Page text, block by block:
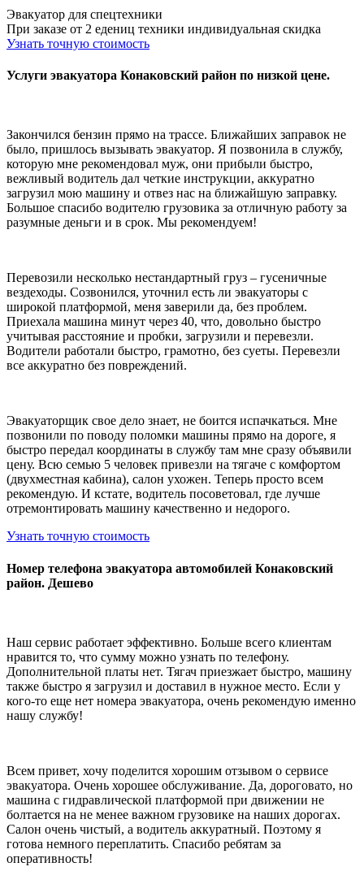
Эвакуатор для спецтехники
При заказе от 2 едениц техники индивидуальная скидка
Узнать точную стоимость
Услуги эвакуатора Конаковский район по низкой цене.
Закончился бензин прямо на трассе. Ближайших заправок не
было, пришлось вызывать эвакуатор. Я позвонила в службу,
которую мне рекомендовал муж, они прибыли быстро,
вежливый водитель дал четкие инструкции, аккуратно
загрузил мою машину и отвез нас на ближайшую заправку.
Большое спасибо водителю грузовика за отличную работу за
разумные деньги и в срок. Мы рекомендуем!
Перевозили несколько нестандартный груз – гусеничные
вездеходы. Созвонился, уточнил есть ли эвакуаторы с
широкой платформой, меня заверили да, без проблем.
Приехала машина минут через 40, что, довольно быстро
учитывая расстояние и пробки, загрузили и перевезли.
Водители работали быстро, грамотно, без суеты. Перевезли
все аккуратно без повреждений.
Эвакуаторщик свое дело знает, не боится испачкаться. Мне
позвонили по поводу поломки машины прямо на дороге, я
быстро передал координаты в службу там мне сразу объявили
цену. Всю семью 5 человек привезли на тягаче с комфортом
(двухместная кабина), салон ухожен. Теперь просто всем
рекомендую. И кстате, водитель посоветовал, где лучше
отремонтировать машину качественно и недорого.
Узнать точную стоимость
Номер телефона эвакуатора автомобилей Конаковский
район. Дешево
Наш сервис работает эффективно. Больше всего клиентам
нравится то, что сумму можно узнать по телефону.
Дополнительной платы нет. Тягач приезжает быстро, машину
также быстро я загрузил и доставил в нужное место. Если у
кого-то еще нет номера эвакуатора, очень рекомендую именно
нашу службу!
Всем привет, хочу поделится хорошим отзывом о сервисе
эвакуатора. Очень хорошее обслуживание. Да, дороговато, но
машина с гидравлической платформой при движении не
болтается на не менее важном грузовике на наших дорогах.
Салон очень чистый, а водитель аккуратный. Поэтому я
готова немного переплатить. Спасибо ребятам за
оперативность!